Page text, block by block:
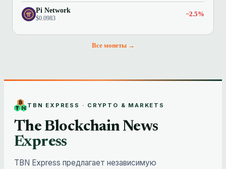
Pi Network
$0.0983
−2.5%
Все монеты →
TBN EXPRESS · CRYPTO & MARKETS
The Blockchain News
Express
TBN Express предлагает независимую